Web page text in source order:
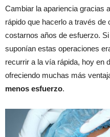
Cambiar la apariencia gracias
rápido que hacerlo a través de
costarnos años de esfuerzo.
suponían estas operaciones
recurrir a la vía rápida, hoy en
ofreciendo muchas más
menos esfuerzo.